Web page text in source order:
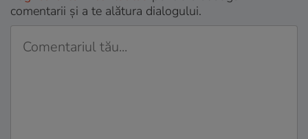
comentarii și a te alătura dialogului.